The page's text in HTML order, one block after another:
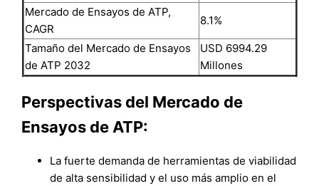
Mercado de Ensayos de ATP,
CAGR
8.1%
Tamaño del Mercado de Ensayos
de ATP 2032
USD 6994.29
Millones
Perspectivas del Mercado de
Ensayos de ATP:
La fuerte demanda de herramientas de viabilidad
de alta sensibilidad y el uso más amplio en el